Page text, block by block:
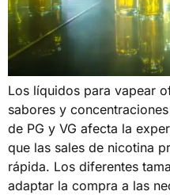
Los líquidos para vapear
sabores y
de PG y VG afecta la
que las sales de nicotina
rápida. Los diferentes
adaptar la compra a las